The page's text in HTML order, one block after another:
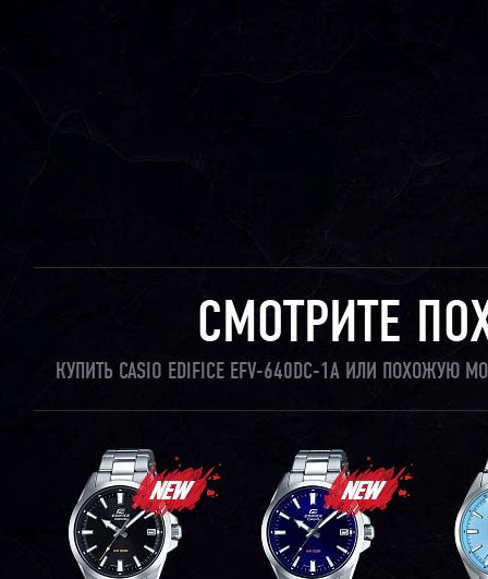
СМОТРИТЕ
КУПИТЬ CASIO EDIFICE EFV-640DC-1A ИЛИ ПОХОЖУЮ